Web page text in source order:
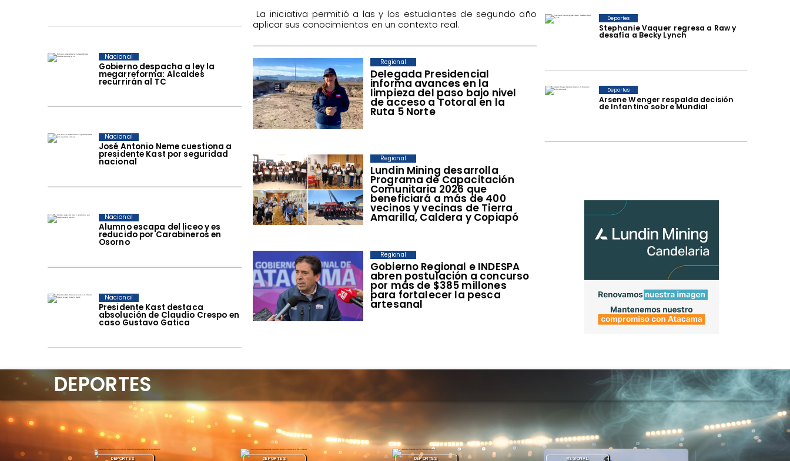
Stephanie Vaquer regresa a Raw y
desafía a Becky Lynch
Deportes
Arsene Wenger respalda decisión
de Infantino sobre Mundial
Deportes
Gobierno despacha a ley la
megarreforma: Alcaldes
recurrirán al TC
Nacional
José Antonio Neme cuestiona a
presidente Kast por seguridad
nacional
Nacional
Alumno escapa del liceo y es
reducido por Carabineros en
Osorno
Nacional
Presidente Kast destaca
absolución de Claudio Crespo en
caso Gustavo Gatica
Nacional
​Delegada Presidencial
informa avances en la
limpieza del paso bajo nivel
de acceso a Totoral en la
Ruta 5 Norte
Regional
​Lundin Mining desarrolla
Programa de Capacitación
Comunitaria 2026 que
beneficiará a más de 400
vecinos y vecinas de Tierra
Amarilla, Caldera y Copiapó
Regional
​Gobierno Regional e INDESPA
abren postulación a concurso
por más de $385 millones
para fortalecer la pesca
artesanal
Regional
​ La iniciativa permitió a las y los estudiantes de segundo año
aplicar sus conocimientos en un contexto real.
DEPORTES DEPORTES REGIONAL REGIONAL
DEPORTES